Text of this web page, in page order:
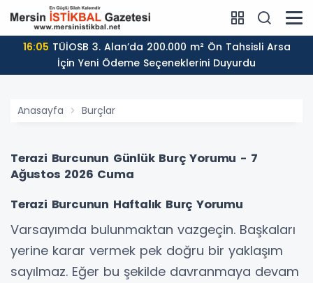
16:05
İçin Yeni Ödeme Seçeneklerini Duyurdu
Anasayfa Burçlar
Terazi Burcunun Günlük Burç Yorumu - 7
Ağustos 2026 Cuma
Terazi Burcunun Haftalık Burç Yorumu
Varsayımda bulunmaktan vazgeçin. Başkaları
yerine karar vermek pek doğru bir yaklaşım
sayılmaz. Eğer bu şekilde davranmaya devam